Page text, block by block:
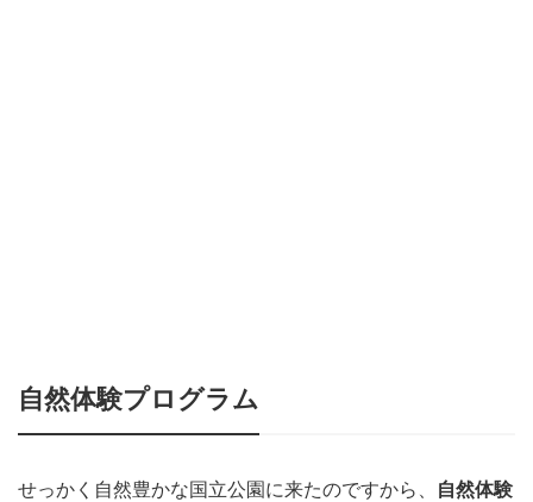
自然体験プログラム
せっかく自然豊かな国立公園に来たのですから、
自然体験